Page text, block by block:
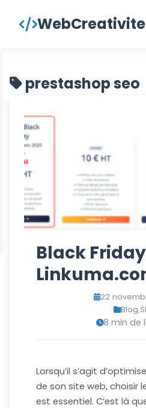
principalWebCreativite
prestashop seo
Black
22
Blog,
8 min de
Lorsqu’il s’agit
de son site web, choisir
est essentiel. C’est là